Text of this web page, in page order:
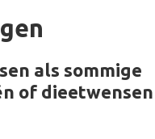
als sommige
of dieetwensen